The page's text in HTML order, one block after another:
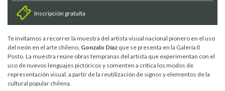
Inscripción gratuita
Te invitamos a recorrer la muestra del artista visual nacional pionero en el uso
del neón en el arte chileno, Gonzalo Díaz que se presenta en la Galería Il
Posto. La muestra reúne obras tempranas del artista que experimentan con el
uso de nuevos lenguajes pictóricos y somenten a crítica los modos de
representación visual, a partir de la reutilización de signos y elementos de la
cultural popular chilena.